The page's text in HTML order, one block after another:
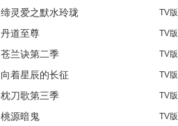
缔灵爱之默水玲珑 TV版
丹道至尊 TV版
苍兰诀第二季 TV版
向着星辰的长征 TV版
枕刀歌第三季 TV版
桃源暗鬼 TV版